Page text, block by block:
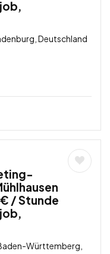
Deutschland
/ Stunde
Württemberg,